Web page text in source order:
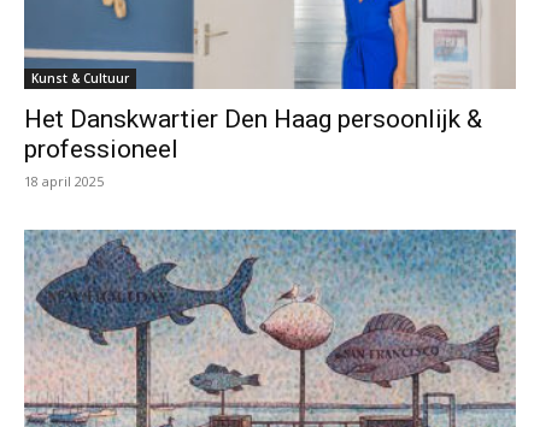
Kunst & Cultuur
Het Danskwartier Den Haag persoonlijk &
professioneel
18 april 2025